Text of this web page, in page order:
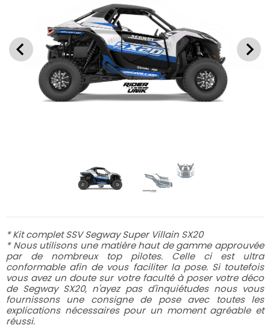
* Kit complet SSV Segway Super Villain SX20
* Nous utilisons une matière haut de gamme approuvée
par de nombreux top pilotes. Celle ci est ultra
conformable afin de vous faciliter la pose. Si toutefois
vous avez un doute sur votre faculté à poser votre déco
de Segway SX20, n'ayez pas d'inquiétudes nous vous
fournissons une consigne de pose avec toutes les
explications nécessaires pour un moment agréable et
réussi.